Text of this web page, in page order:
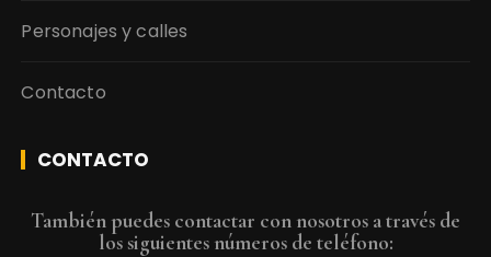
Personajes y calles
Contacto
CONTACTO
También puedes contactar con nosotros a través de
los siguientes números de teléfono: